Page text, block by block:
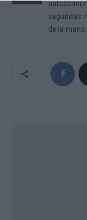
segundas
de la mano